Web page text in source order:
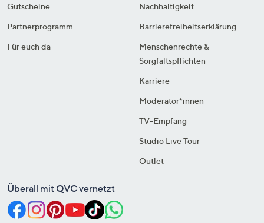
Gutscheine
Partnerprogramm
Für euch da
Nachhaltigkeit
Barrierefreiheitserklärung
Menschenrechte &
Sorgfaltspflichten
Karriere
Moderator*innen
TV-Empfang
Studio Live Tour
Outlet
Überall mit QVC vernetzt